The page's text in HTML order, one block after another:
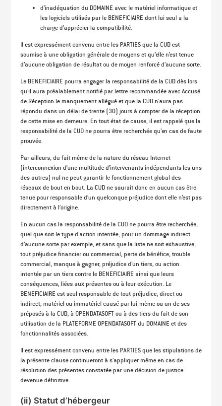
d’inadéquation du DOMAINE avec le matériel informatique et
les logiciels utilisés par le BENEFICIAIRE dont lui seul a la
charge d’apprécier la compatibilité.
Il est expressément convenu entre les PARTIES que la CUD est
soumise à une obligation générale de moyens et qu’elle n’est tenue
d’aucune obligation de résultat ou de moyen renforcé d’aucune sorte.
Le BENEFICIAIRE pourra engager la responsabilité de la CUD dès lors
qu’il aura préalablement notifié par lettre recommandée avec Accusé
de Réception le manquement allégué et que la CUD n’aura pas
répondu dans un délai de trente (30) jours à compter de la réception
de cette mise en demeure. En tout état de cause, il est rappelé que la
responsabilité de la CUD ne pourra être recherchée qu’en cas de faute
prouvée.
Par ailleurs, du fait même de la nature du réseau Internet
(interconnexion d’une multitude d’intervenants indépendants les uns
des autres) nul ne peut garantir le fonctionnement global des
réseaux de bout en bout. La CUD ne saurait donc en aucun cas être
tenue pour responsable d’un quelconque préjudice dont elle n’est pas
directement à l’origine.
En aucun cas la responsabilité de la CUD ne pourra être recherchée,
quel que soit le type d’action intentée, pour un dommage indirect
d’aucune sorte par exemple, et sans que la liste ne soit exhaustive,
tout préjudice financier ou commercial, perte de bénéfice, trouble
commercial, manque à gagner, préjudice d’un tiers, ou action
intentée par un tiers contre le BENEFICIAIRE ainsi que leurs
conséquences, liées aux présentes ou à leur exécution. Le
BENEFICIAIRE est seul responsable de tout préjudice, direct ou
indirect, matériel ou immatériel causé par lui-même ou un de ses
préposés à la CUD, à OPENDATASOFT ou à des tiers du fait de son
utilisation de la PLATEFORME OPENDATASOFT du DOMAINE et des
fonctionnalités associées.
Il est expressément convenu entre les PARTIES que les stipulations de
la présente clause continueront à s’appliquer même en cas de
résolution des présentes constatée par une décision de justice
devenue définitive.
(ii) Statut d’hébergeur